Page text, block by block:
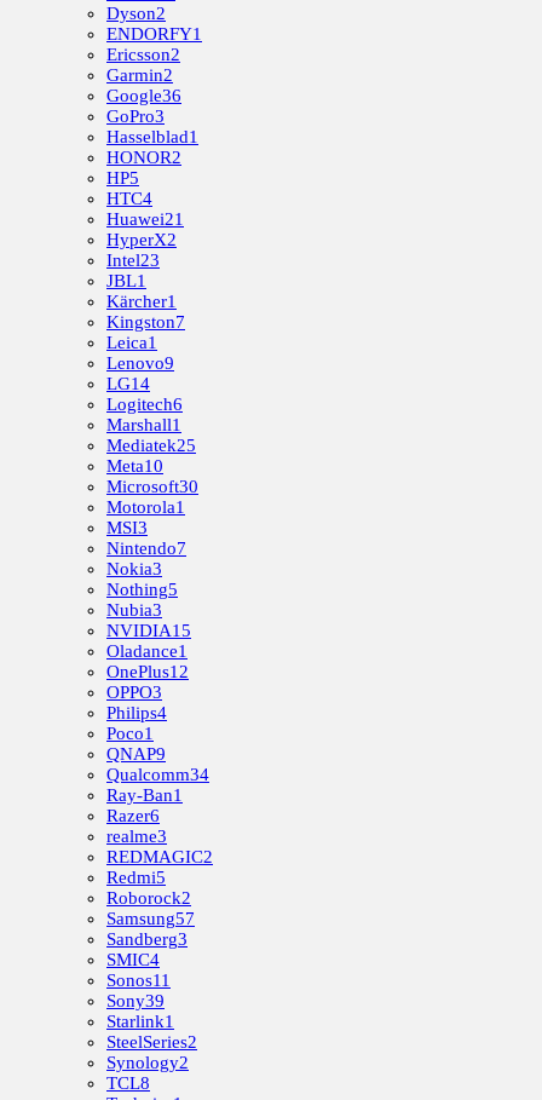
Dyson2
ENDORFY1
Ericsson2
Garmin2
Google36
GoPro3
Hasselblad1
HONOR2
HP5
HTC4
Huawei21
HyperX2
Intel23
JBL1
Kärcher1
Kingston7
Leica1
Lenovo9
LG14
Logitech6
Marshall1
Mediatek25
Meta10
Microsoft30
Motorola1
MSI3
Nintendo7
Nokia3
Nothing5
Nubia3
NVIDIA15
Oladance1
OnePlus12
OPPO3
Philips4
Poco1
QNAP9
Qualcomm34
Ray-Ban1
Razer6
realme3
REDMAGIC2
Redmi5
Roborock2
Samsung57
Sandberg3
SMIC4
Sonos11
Sony39
Starlink1
SteelSeries2
Synology2
TCL8